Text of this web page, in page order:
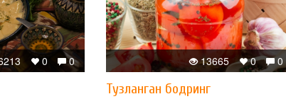
0
0 0
0
13665
Тузланган бодринг